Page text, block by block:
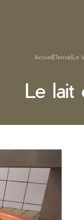
Accueil| Terroir| Le
Le lait